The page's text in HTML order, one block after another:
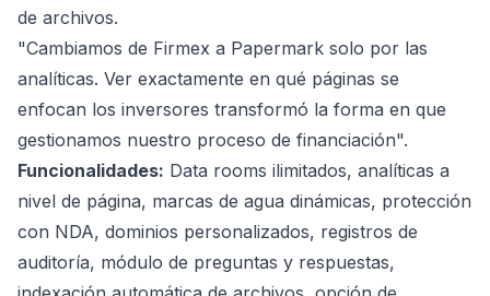
de archivos.
"Cambiamos de Firmex a Papermark solo por las
analíticas. Ver exactamente en qué páginas se
enfocan los inversores transformó la forma en que
gestionamos nuestro proceso de financiación".
Funcionalidades: Data rooms ilimitados, analíticas a
nivel de página, marcas de agua dinámicas, protección
con NDA, dominios personalizados, registros de
auditoría, módulo de preguntas y respuestas,